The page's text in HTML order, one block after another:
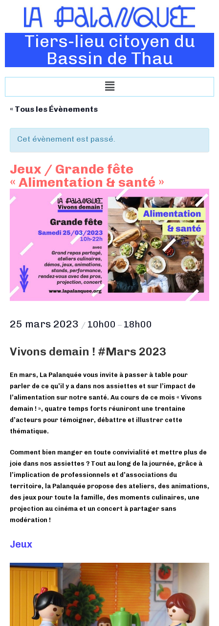
Tiers-lieu citoyen du
Bassin de Thau
« Tous les Évènements
Cet évènement est passé.
Jeux / Grande fête
« Alimentation & santé »
25 mars 2023 / 10h00 – 18h00
Vivons demain ! #Mars 2023
En mars, La Palanquée vous invite à passer à table pour
parler de ce qu’il y a dans nos assiettes et sur l’impact de
l’alimentation sur notre santé. Au cours de ce mois « Vivons
demain ! », quatre temps forts réuniront une trentaine
d’acteurs pour témoigner, débattre et illustrer cette
thématique.
Comment bien manger en toute convivialité et mettre plus de
joie dans nos assiettes ? Tout au long de la journée, grâce à
l’implication de professionnels et d’associations du
territoire, la Palanquée propose des ateliers, des animations,
des jeux pour toute la famille, des moments culinaires, une
projection au cinéma et un concert à partager sans
modération !
Jeux